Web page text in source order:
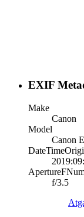
EXIF
Make
Canon
Model
Canon
f/3.5